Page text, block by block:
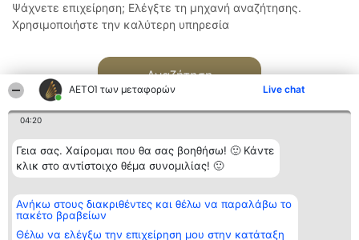
ΑΕΤΟΊ των μεταφορών Live chat
04:20
Γεια σας. Χαίρομαι που θα σας βοηθήσω! 🙂 Κάντε
κλικ στο αντίστοιχο θέμα συνομιλίας! 🙂
Ανήκω στους διακριθέντες και θέλω να παραλάβω το
πακέτο βραβείων
Θέλω να ελέγξω την επιχείρηση μου στην κατάταξη
Ψάχνετε επιχείρηση; Ελέγξτε τη μηχανή αναζήτησης.
Χρησιμοποιήστε την καλύτερη υπηρεσία
Αναζήτηση
Διοργανωτής της
κατάταξης
BEAUTIFUL COMPANY
Κατάταξη
Διακριθέντες
των
Επικοινωνία
Επικοινωνία